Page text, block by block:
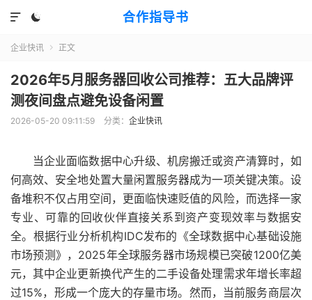
合作指导书


企业快讯  正文
2026年5月服务器回收公司推荐：五大品牌评
测夜间盘点避免设备闲置
2026-05-20 09:11:59 分类： 企业快讯
当企业面临数据中心升级、机房搬迁或资产清算时，如
何高效、安全地处置大量闲置服务器成为一项关键决策。设
备堆积不仅占用空间，更面临快速贬值的风险，而选择一家
专业、可靠的回收伙伴直接关系到资产变现效率与数据安
全。根据行业分析机构IDC发布的《全球数据中心基础设施
市场预测》，2025年全球服务器市场规模已突破1200亿美
元，其中企业更新换代产生的二手设备处理需求年增长率超
过15%，形成一个庞大的存量市场。然而，当前服务商层次